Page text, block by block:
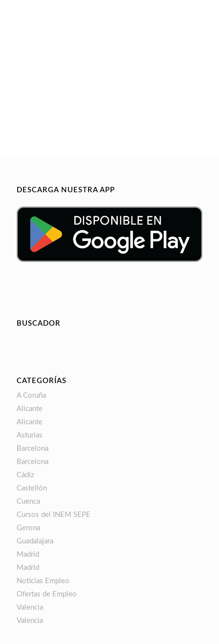
DESCARGA NUESTRA APP
BUSCADOR
CATEGORÍAS
A Coruña
Alicante
Alicante
Asturias
Barcelona
Barcelona
Cádiz
Castellón
Cuenca
Cursos del INEM SEPE
Gerona
Guadalajara
Madrid
Madrid
Noticias Empleo
Ofertas de Empleo
Valencia
Valencia